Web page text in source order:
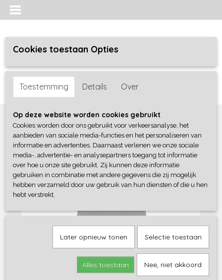
Inloggen Registreren
Home >Meisjes baby>Complete sets>Dirkje
Cookies toestaan Opties
Toestemming Details Over
Op deze website worden cookies gebruikt
Cookies worden door ons gebruikt voor verkeersanalyse, het
aanbieden van sociale media-functies en het personaliseren van
informatie en advertenties. Daarnaast verlenen we onze sociale
media-, advertentie- en analysepartners toegang tot informatie
over hoe u onze site gebruikt. Zij kunnen deze informatie
gebruiken in combinatie met andere gegevens die zij mogelijk
hebben verzameld door uw gebruik van hun diensten of die u hen
hebt verstrekt.
Later opnieuw tonen Selectie toestaan
Alles toestaan Nee, niet akkoord